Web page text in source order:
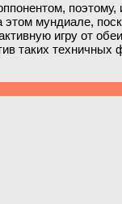
поэтому,
мундиале,
игру от
таких